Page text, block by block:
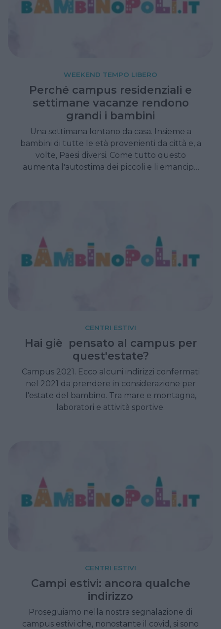
WEEKEND TEMPO LIBERO
Perché campus residenziali e
settimane vacanze rendono
grandi i bambini
Una settimana lontano da casa. Insieme a
bambini di tutte le età provenienti da città e, a
volte, Paesi diversi. Come tutto questo
aumenta l'autostima dei piccoli e li emancipa
CENTRI ESTIVI
Hai giè pensato al campus per
quest'estate?
Campus 2021. Ecco alcuni indirizzi confermati
nel 2021 da prendere in considerazione per
l'estate del bambino. Tra mare e montagna,
laboratori e attività sportive.
CENTRI ESTIVI
Campi estivi: ancora qualche
indirizzo
Proseguiamo nella nostra segnalazione di
campus estivi che, nonostante il covid, si sono